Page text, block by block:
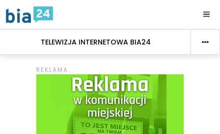
TELEWIZJA INTERNETOWA BIA24